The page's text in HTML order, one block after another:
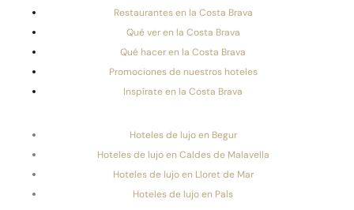
Restaurantes en la Costa Brava
Qué ver en la Costa Brava
Qué hacer en la Costa Brava
Promociones de nuestros hoteles
Inspírate en la Costa Brava
Hoteles de lujo en Begur
Hoteles de lujo en Caldes de Malavella
Hoteles de lujo en Lloret de Mar
Hoteles de lujo en Pals